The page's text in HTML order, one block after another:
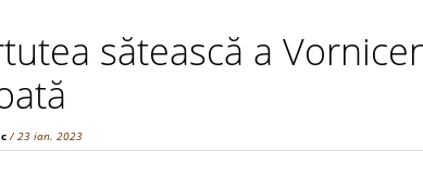
sătească a
/ 23 ian. 2023